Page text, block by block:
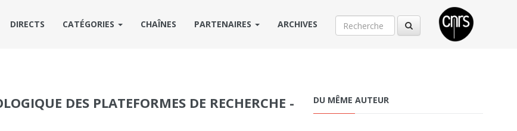
DIRECTS CATÉGORIES CHAÎNES PARTENAIRES ARCHIVES
DES PLATEFORMES DE RECHERCHE - DU MÊME AUTEUR